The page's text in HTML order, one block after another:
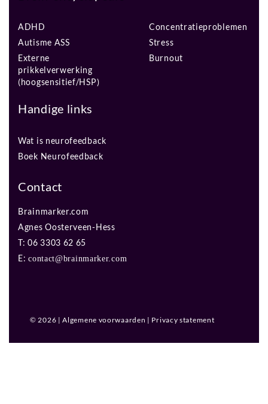
ADHD
Autisme ASS
Externe
prikkelverwerking
(hoogsensitief/HSP)
Concentratieproblemen
Stress
Burnout
Handige links
Wat is neurofeedback
Boek Neurofeedback
Contact
Brainmarker.com
Agnes Oosterveen-Hess
T: 06 3303 62 65
E:contact@brainmarker.com
© 2026 |Algemene voorwaarden | Privacy statement